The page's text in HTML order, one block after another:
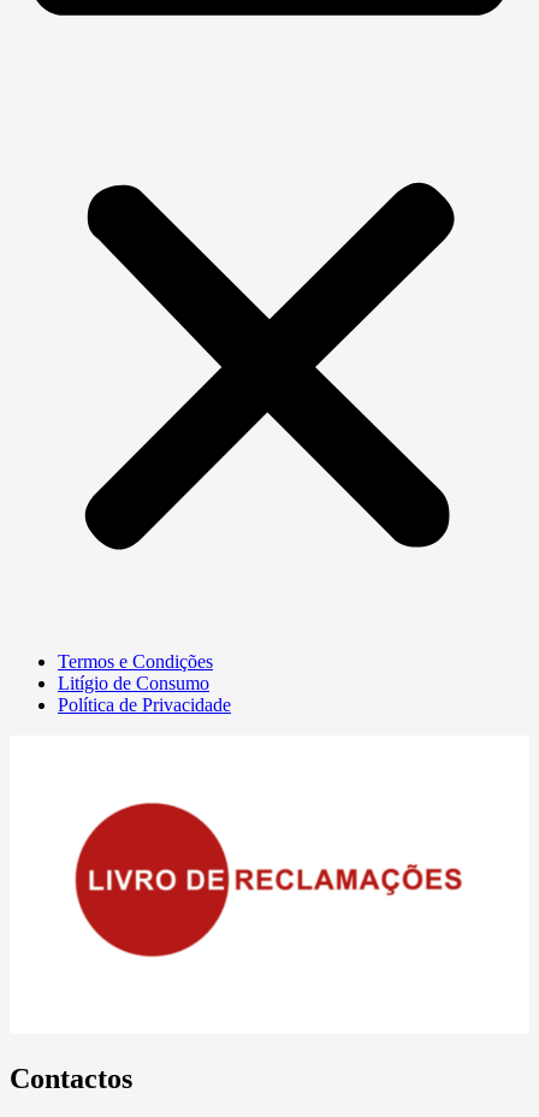
Termos e Condições
Litígio de Consumo
Política de Privacidade
Contactos